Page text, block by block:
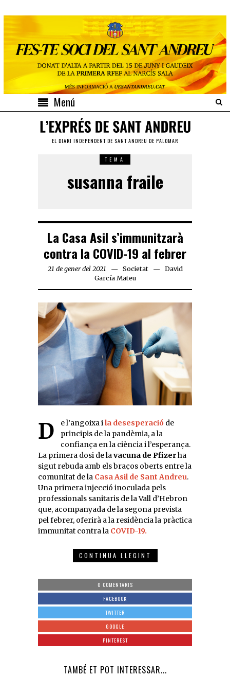
Menú
EL DIARI INDEPENDENT DE SANT ANDREU DE PALOMAR
TEMA
susanna fraile
La Casa Asil s’immunitzarà
contra la COVID-19 al febrer
21 de gener del 2021 Societat
David
García Mateu
De l’angoixa ila desesperació de
principis de la pandèmia, a la
confiança en la ciència i l’esperança.
La primera dosi de lavacuna de Pfizerha
sigut rebuda amb els braços oberts entre la
comunitat de la Casa Asil de Sant Andreu.
Una primera injecció inoculada pels
professionals sanitaris de la Vall d’Hebron
que, acompanyada de la segona prevista
pel febrer, oferirà a la residència la pràctica
immunitat contra la COVID-19.
CONTINUA LLEGINT
0 COMENTARIS
FACEBOOK
TWITTER
GOOGLE
PINTEREST
TAMBÉ ET POT INTERESSAR...